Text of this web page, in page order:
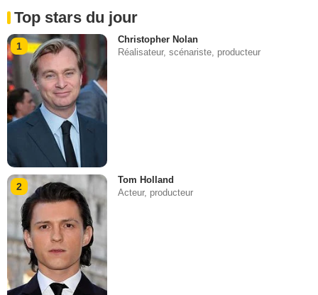
Top stars du jour
1
Christopher Nolan
Réalisateur, scénariste, producteur
2
Tom Holland
Acteur, producteur